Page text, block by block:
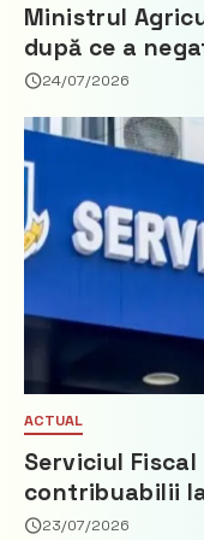
Ministrul
după ce a
Partidul
24/07/2026
ACTUAL
Serviciul
contribuabilii
privind
23/07/2026